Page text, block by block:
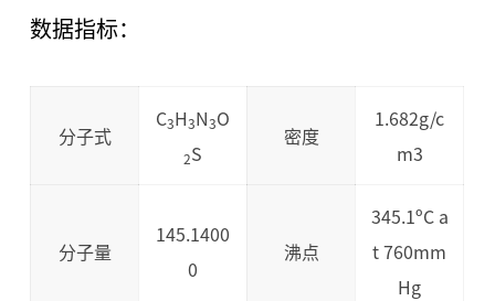
数据指标：
分子式
C3H3N3O
2S
密度
1.682g/c
m3
分子量
145.1400
0
沸点
345.1ºC a
t 760mm
Hg